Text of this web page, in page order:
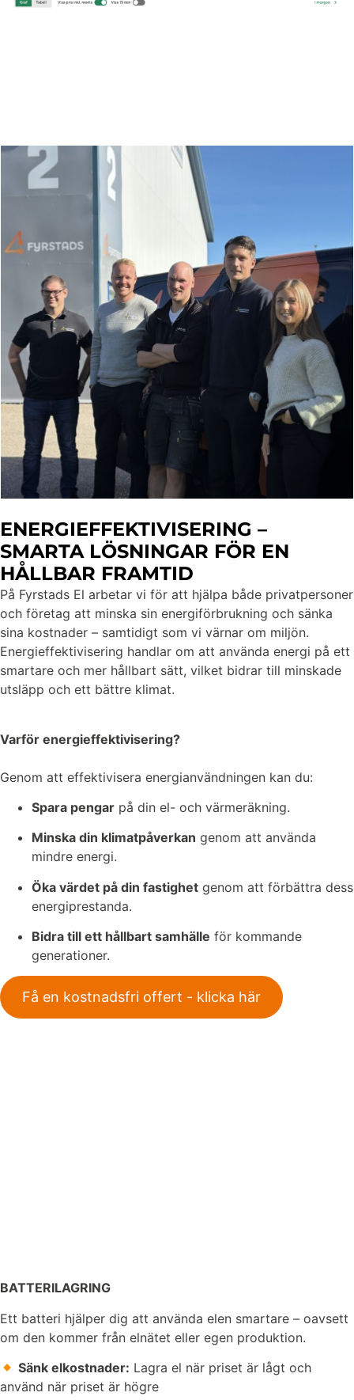
ENERGIEFFEKTIVISERING –
SMARTA LÖSNINGAR FÖR EN
HÅLLBAR FRAMTID
På Fyrstads El arbetar vi för att hjälpa både privatpersoner
och företag att minska sin energiförbrukning och sänka
sina kostnader – samtidigt som vi värnar om miljön.
Energieffektivisering handlar om att använda energi på ett
smartare och mer hållbart sätt, vilket bidrar till minskade
utsläpp och ett bättre klimat.
Varför energieffektivisering?
Genom att effektivisera energianvändningen kan du:
Spara pengar på din el- och värmeräkning.
Minska din klimatpåverkan genom att använda
mindre energi.
Öka värdet på din fastighet genom att förbättra dess
energiprestanda.
Bidra till ett hållbart samhälle för kommande
generationer.
Få en kostnadsfri offert - klicka här
BATTERILAGRING
Ett batteri hjälper dig att använda elen smartare – oavsett
om den kommer från elnätet eller egen produktion.
Sänk elkostnader: Lagra el när priset är lågt och
använd när priset är högre